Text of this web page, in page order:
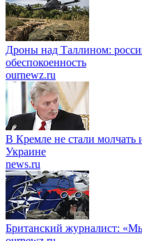
Дроны над Таллином:
обеспокоенность
ournewz.ru
В Кремле не стали молчать
Украине
news.ru
Британский журналист: